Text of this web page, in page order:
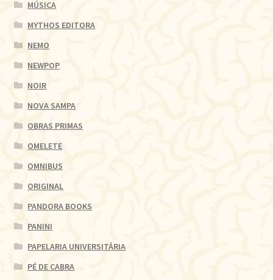
MÚSICA
MYTHOS EDITORA
NEMO
NEWPOP
NOIR
NOVA SAMPA
OBRAS PRIMAS
OMELETE
OMNIBUS
ORIGINAL
PANDORA BOOKS
PANINI
PAPELARIA UNIVERSITÁRIA
PÉ DE CABRA